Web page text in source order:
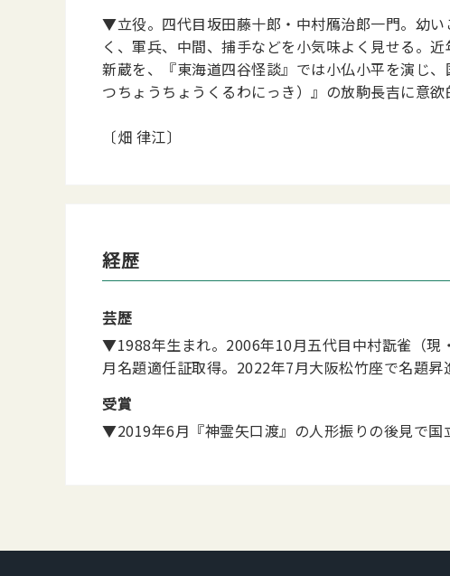
▼立役。四代目坂田藤十郎・中村鴈治郎一門。幼
く、軍兵、中間、捕手などを小気味よく見せる。
新蔵を、『東海道四谷怪談』では小仏小平を演じ
つちょうちょうくるわにっき）』の放駒長吉に意
〔畑 律江〕
経歴
芸歴
▼1988年生まれ。2006年10月五代目中村翫雀（現
月名題適任証取得。2022年7月大阪松竹座で名題昇
受賞
▼2019年6月『神霊矢口渡』の人形振りの後見で国